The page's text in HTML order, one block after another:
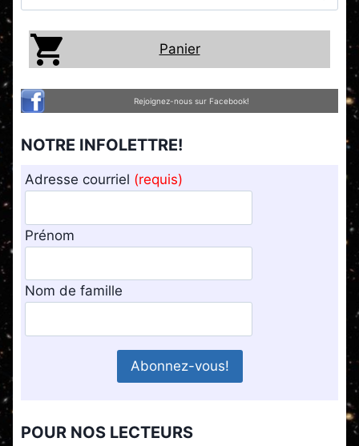
Panier
Rejoignez-nous sur Facebook!
NOTRE INFOLETTRE!
Adresse courriel (requis)
Prénom
Nom de famille
POUR NOS LECTEURS